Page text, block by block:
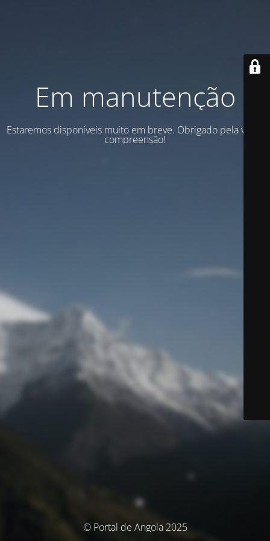
Em manutenção
Estaremos disponíveis muito em breve. Obrigado pela vossa
compreensão!
© Portal de Angola 2025